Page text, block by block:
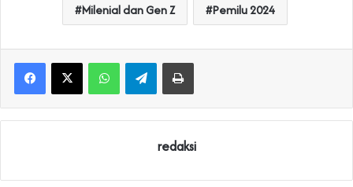
Milenial dan Gen Z Pemilu 2024
WhatsAppTelegramPrint
redaksi